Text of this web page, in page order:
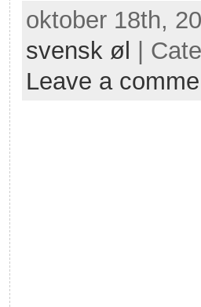
oktober 18th,
svensk øl |
Leave a